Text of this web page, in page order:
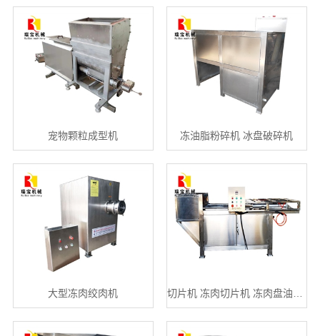
宠物颗粒成型机 冻油脂粉碎机 冰盘破碎机
大型冻肉绞肉机